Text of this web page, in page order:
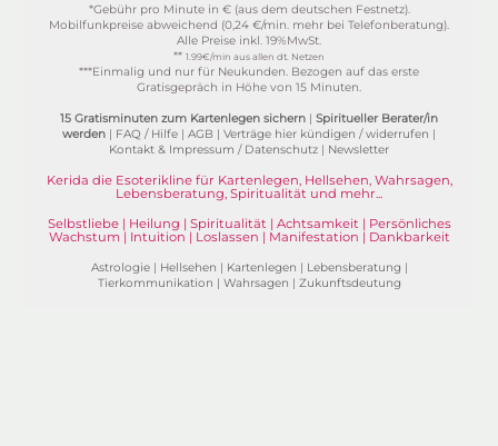
*Gebühr pro Minute in € (aus dem deutschen Festnetz).
Mobilfunkpreise abweichend (0,24 €/min. mehr bei Telefonberatung).
Alle Preise inkl. 19%MwSt.
** 1.99€/min aus allen dt. Netzen
***Einmalig und nur für Neukunden. Bezogen auf das erste
Gratisgepräch in Höhe von 15 Minuten.
15 Gratisminuten zum Kartenlegen sichern | Spiritueller Berater/in
werden | FAQ / Hilfe | AGB | Verträge hier kündigen / widerrufen |
Kontakt & Impressum / Datenschutz | Newsletter
Kerida die Esoterikline für Kartenlegen, Hellsehen, Wahrsagen,
Lebensberatung, Spiritualität und mehr...
Selbstliebe | Heilung | Spiritualität | Achtsamkeit | Persönliches
Wachstum | Intuition | Loslassen | Manifestation | Dankbarkeit
Astrologie | Hellsehen | Kartenlegen | Lebensberatung |
Tierkommunikation | Wahrsagen | Zukunftsdeutung